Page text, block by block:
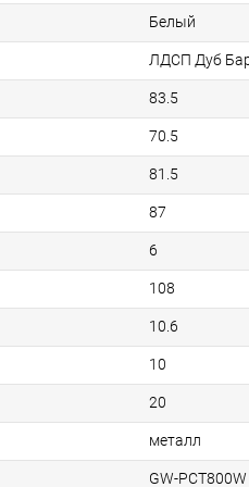
Белый
ЛДСП Дуб
83.5
70.5
81.5
87
6
108
10.6
10
20
металл
GW-PCT800W